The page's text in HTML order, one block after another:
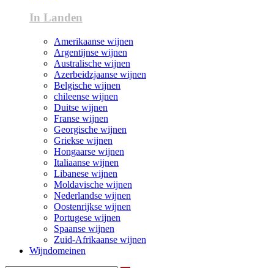
In Landen
Amerikaanse wijnen
Argentijnse wijnen
Australische wijnen
Azerbeidzjaanse wijnen
Belgische wijnen
chileense wijnen
Duitse wijnen
Franse wijnen
Georgische wijnen
Griekse wijnen
Hongaarse wijnen
Italiaanse wijnen
Libanese wijnen
Moldavische wijnen
Nederlandse wijnen
Oostenrijkse wijnen
Portugese wijnen
Spaanse wijnen
Zuid-Afrikaanse wijnen
Wijndomeinen